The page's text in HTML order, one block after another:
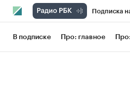
Подписка
РБК Вино
В подписке Про: главное